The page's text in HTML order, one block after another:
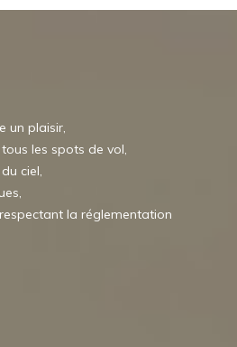
un plaisir,
les spots de vol,
ciel,
la réglementation